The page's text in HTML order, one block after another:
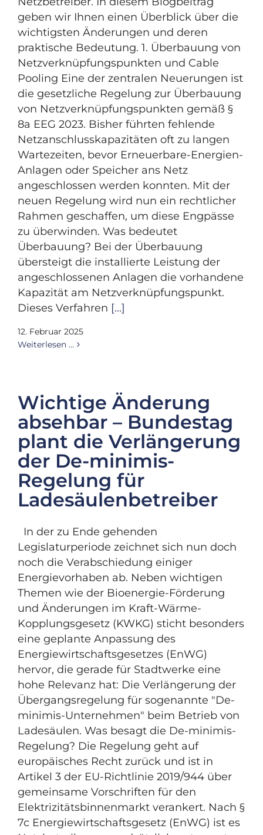
geben wir Ihnen einen Überblick über die
wichtigsten Änderungen und deren
praktische Bedeutung. 1. Überbauung von
Netzverknüpfungspunkten und Cable
Pooling Eine der zentralen Neuerungen ist
die gesetzliche Regelung zur Überbauung
von Netzverknüpfungspunkten gemäß §
8a EEG 2023. Bisher führten fehlende
Netzanschlusskapazitäten oft zu langen
Wartezeiten, bevor Erneuerbare-Energien-
Anlagen oder Speicher ans Netz
angeschlossen werden konnten. Mit der
neuen Regelung wird nun ein rechtlicher
Rahmen geschaffen, um diese Engpässe
zu überwinden. Was bedeutet
Überbauung? Bei der Überbauung
übersteigt die installierte Leistung der
angeschlossenen Anlagen die vorhandene
Kapazität am Netzverknüpfungspunkt.
Dieses Verfahren [...]
12. Februar 2025
Weiterlesen …
Wichtige Änderung
absehbar – Bundestag
plant die Verlängerung
der De-minimis-
Regelung für
Ladesäulenbetreiber
In der zu Ende gehenden
Legislaturperiode zeichnet sich nun doch
noch die Verabschiedung einiger
Energievorhaben ab. Neben wichtigen
Themen wie der Bioenergie-Förderung
und Änderungen im Kraft-Wärme-
Kopplungsgesetz (KWKG) sticht besonders
eine geplante Anpassung des
Energiewirtschaftsgesetzes (EnWG)
hervor, die gerade für Stadtwerke eine
hohe Relevanz hat: Die Verlängerung der
Übergangsregelung für sogenannte "De-
minimis-Unternehmen" beim Betrieb von
Ladesäulen. Was besagt die De-minimis-
Regelung? Die Regelung geht auf
europäisches Recht zurück und ist in
Artikel 3 der EU-Richtlinie 2019/944 über
gemeinsame Vorschriften für den
Elektrizitätsbinnenmarkt verankert. Nach §
7c Energiewirtschaftsgesetz (EnWG) ist es